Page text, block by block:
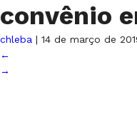
convênio
chleba | 14 de março de
←
→